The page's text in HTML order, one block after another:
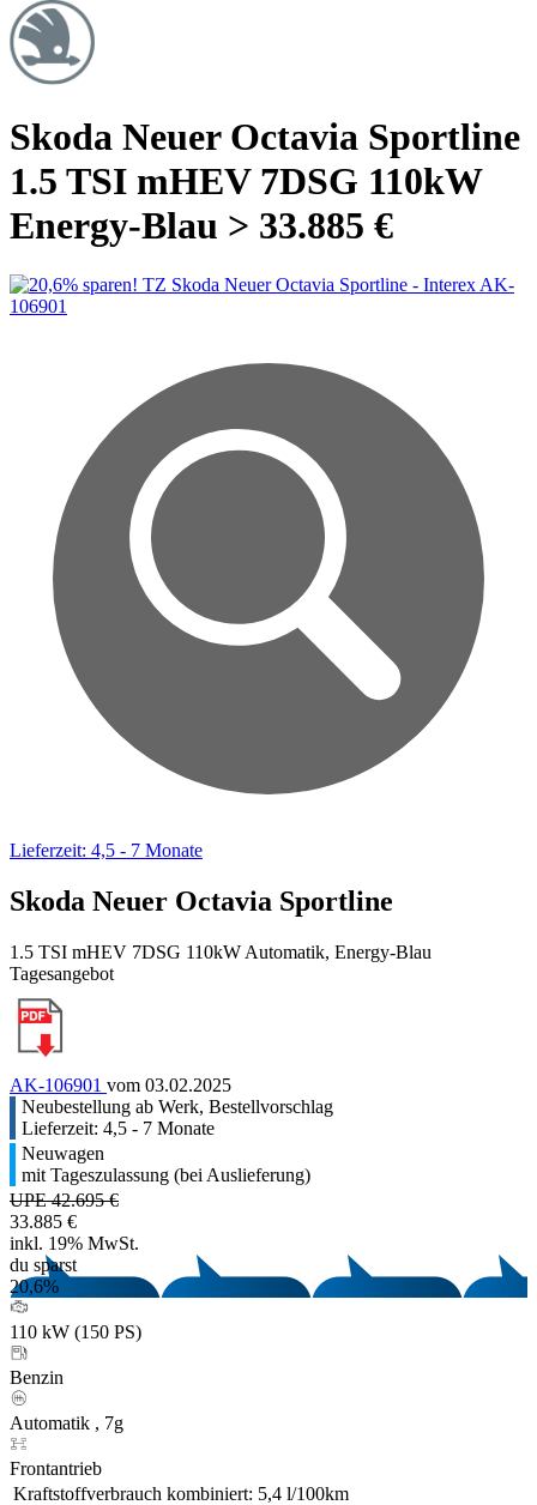
Skoda Neuer Octavia Sportline
1.5 TSI mHEV 7DSG 110kW
Energy-Blau > 33.885 €
Lieferzeit: 4,5 - 7 Monate
Skoda Neuer Octavia Sportline
1.5 TSI mHEV 7DSG 110kW Automatik, Energy-Blau
Tagesangebot
AK-106901 vom 03.02.2025
Neubestellung ab Werk, Bestellvorschlag
Lieferzeit: 4,5 - 7 Monate
Neuwagen
mit Tageszulassung (bei Auslieferung)
UPE 42.695 €
33.885 €
inkl. 19% MwSt.
du sparst
20,6%
110 kW (150 PS)
Benzin
Automatik , 7g
Frontantrieb
Kraftstoffverbrauch kombiniert: 5,4 l/100km